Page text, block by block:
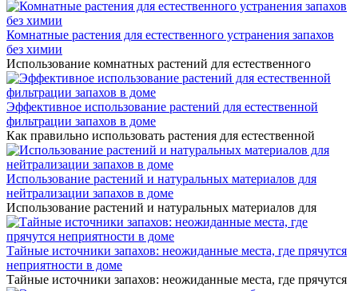
Комнатные растения для естественного устранения запахов
без химии
Использование комнатных растений для естественного
Эффективное использование растений для естественной
фильтрации запахов в доме
Как правильно использовать растения для естественной
Использование растений и натуральных материалов для
нейтрализации запахов в доме
Использование растений и натуральных материалов для
Тайные источники запахов: неожиданные места, где прячутся
неприятности в доме
Тайные источники запахов: неожиданные места, где прячутся